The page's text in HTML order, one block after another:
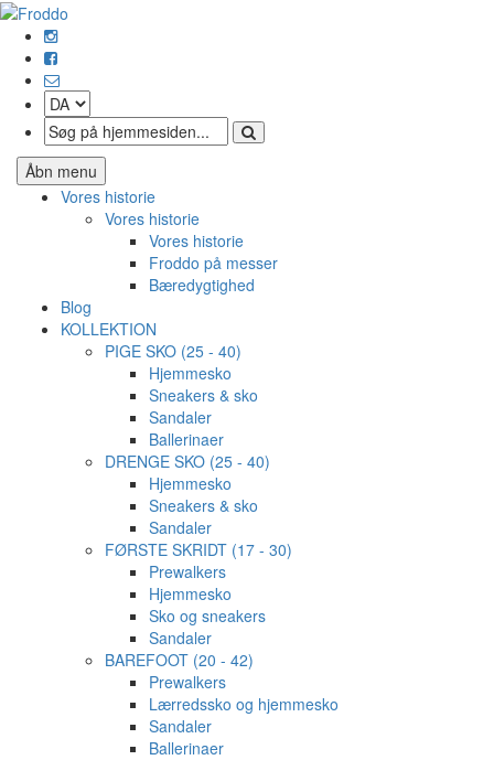
Åbn menu
Vores historie
Vores historie
Vores historie
Froddo på messer
Bæredygtighed
Blog
KOLLEKTION
PIGE SKO (25 - 40)
Hjemmesko
Sneakers & sko
Sandaler
Ballerinaer
DRENGE SKO (25 - 40)
Hjemmesko
Sneakers & sko
Sandaler
FØRSTE SKRIDT (17 - 30)
Prewalkers
Hjemmesko
Sko og sneakers
Sandaler
BAREFOOT (20 - 42)
Prewalkers
Lærredssko og hjemmesko
Sandaler
Ballerinaer